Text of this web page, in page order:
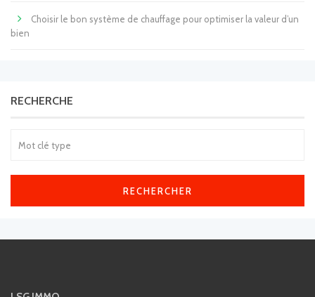
Choisir le bon système de chauffage pour optimiser la valeur d’un
bien
RECHERCHE
RECHERCHER